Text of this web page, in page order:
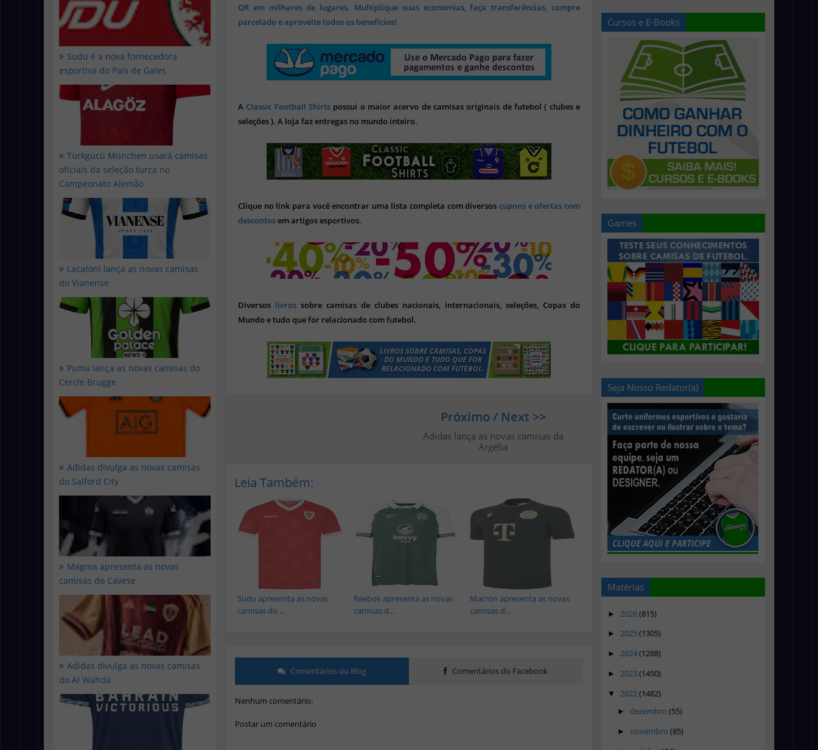
Sudu é a nova fornecedora
esportiva do País de Gales
Türkgücü München usará camisas
oficiais da seleção turca no
Campeonato Alemão
Lacatoni lança as novas camisas
do Vianense
Puma lança as novas camisas do
Cercle Brugge
Adidas divulga as novas camisas
do Salford City
Magma apresenta as novas
camisas do Cavese
Adidas divulga as novas camisas
do Al Wahda
QR em milhares de lugares. Multiplique suas economias, faça transferências, compre
parcelado e aproveite todos os benefícios!
A Classic Football Shirts possui o maior acervo de camisas originais de futebol ( clubes e
seleções ). A loja faz entregas no mundo inteiro.
Clique no link para você encontrar uma lista completa com diversoscupons e ofertas com
descontosem artigos esportivos.
Diversos livros sobre camisas de clubes nacionais, internacionais, seleções, Copas do
Mundo e tudo que for relacionado com futebol.
Próximo / Next >>
Adidas lança as novas camisas da
Argélia
Leia Também:
Macron apresenta as novas
camisas d...
Reebok apresenta as novas
camisas d...
Sudu apresenta as novas
camisas do ...
Comentários do Blog Comentários do Facebook
Nenhum comentário:
Postar um comentário
Cursos e E-Books
Games
Seja Nosso Redator(a)
Matérias
► 2026(815)
► 2025(1305)
► 2024(1288)
► 2023(1450)
▼ 2022(1482)
► dezembro (55)
► novembro (85)